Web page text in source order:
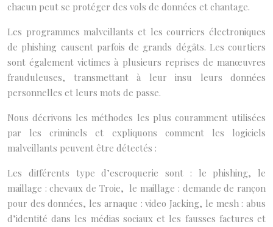
chacun peut se protéger des vols de données et chantage.
Les programmes malveillants et les courriers électroniques
de phishing causent parfois de grands dégâts. Les courtiers
sont également victimes à plusieurs reprises de manœuvres
frauduleuses, transmettant à leur insu leurs données
personnelles et leurs mots de passe.
Nous décrivons les méthodes les plus couramment utilisées
par les criminels et expliquons comment les logiciels
malveillants peuvent être détectés :
Les différents type d’escroquerie sont : le phishing, le
maillage : chevaux de Troie, le maillage : demande de rançon
pour des données, les arnaque : video Jacking, le mesh : abus
d’identité dans les médias sociaux et les fausses factures et